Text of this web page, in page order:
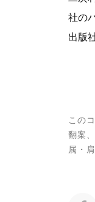
社の
出版
この
翻案
属・